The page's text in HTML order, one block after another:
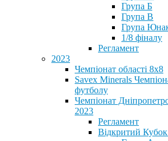
Група Б
Група В
Група
1/8 фіналу
Регламент
2023
Чемпіонат області 8х8
Savex Minerals
футболу
Чемпіонат
2023
Регламент
Відкритий